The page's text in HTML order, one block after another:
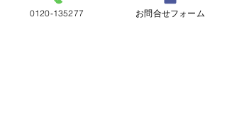
0120-135277 お問合せフォーム